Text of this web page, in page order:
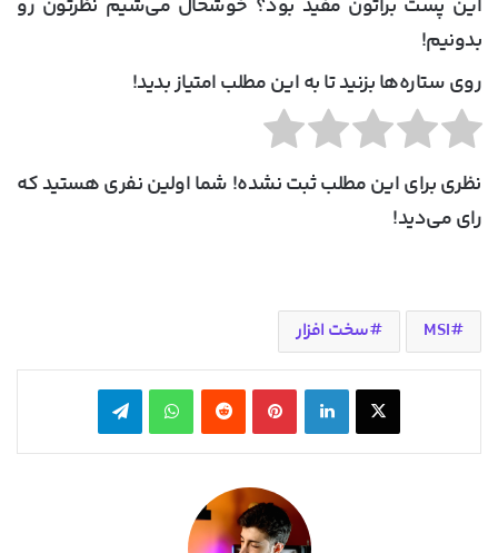
این پست براتون مفید بود؟ خوشحال می‌شیم نظرتون رو
بدونیم!
روی ستاره‌ها بزنید تا به این مطلب امتیاز بدید!
نظری برای این مطلب ثبت نشده! شما اولین نفری هستید که
رای می‌دید!
MSI سخت افزار
X لینکدین ‫پین‌ترست‫رددیت واتس آپ تلگرام